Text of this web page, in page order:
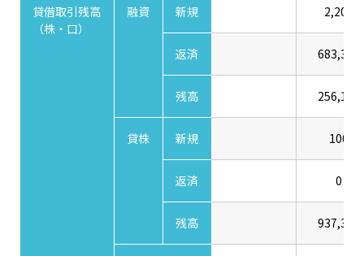
貸借取引残高
（株・口）
融資 新規 2,200
返済 683,300
残高 256,100
貸株 新規 100
返済 0
残高 937,300